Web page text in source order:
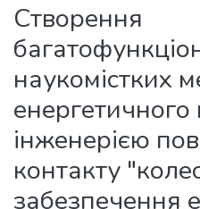
Створення
наукомістких
інженерією
контакту
забезпечення